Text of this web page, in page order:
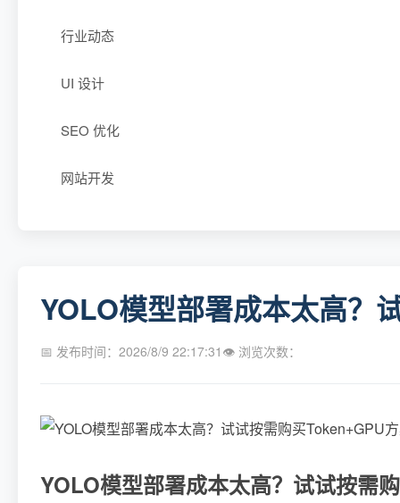
行业动态
UI 设计
SEO 优化
网站开发
YOLO模型部署成本太高？
📅 发布时间：2026/8/9 22:17:31 👁 浏览次数：
YOLO模型部署成本太高？试试按需